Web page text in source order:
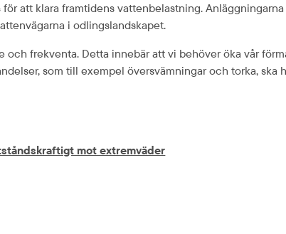
att klara framtidens vattenbelastning.
i odlingslandskapet.
frekventa. Detta innebär att vi behöver öka vår
som till exempel översvämningar och torka, ska
mot extremväder